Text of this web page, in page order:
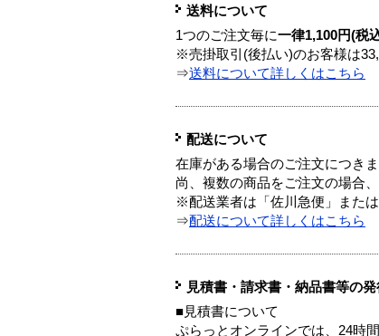
送料について
1つのご注文毎に一律1,100円(税
※売掛取引(後払い)のお客様は
⇒送料について詳しくはこちら
配送について
在庫がある場合のご注文につき
尚、複数の商品をご注文の場合
※配送業者は「佐川急便」また
⇒配送について詳しくはこちら
見積書・請求書・納品書等の
■見積書について
ぷらっとオンラインでは、24時